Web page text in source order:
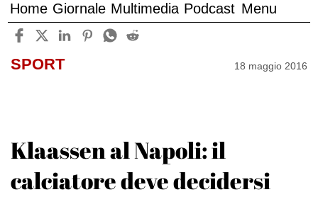
Home Giornale Multimedia Podcast Menu
SPORT 18 maggio 2016
Klaassen al Napoli: il
calciatore deve decidersi